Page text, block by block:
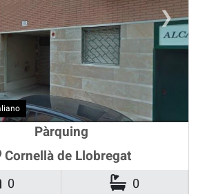
❯
Pàrquing
Cornellà de Llobregat
0 0